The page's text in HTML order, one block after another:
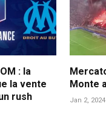
: la
la vente
rush
Monte
Jan 2, 2024